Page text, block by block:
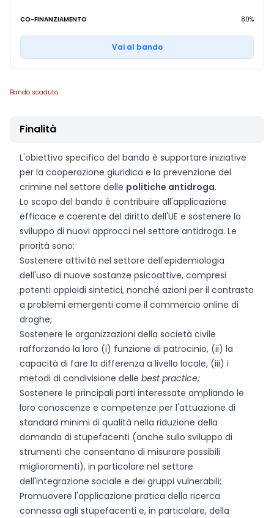
CO-FINANZIAMENTO 80%
Vai al bando
Bando scaduto
Finalità
L'obiettivo specifico del bando è supportare iniziative
per la cooperazione giuridica e la prevenzione del
crimine nel settore delle politiche antidroga.
Lo scopo del bando è contribuire all'applicazione
efficace e coerente del diritto dell'UE e sostenere lo
sviluppo di nuovi approcci nel settore antidroga. Le
priorità sono:
Sostenere attività nel settore dell'epidemiologia
dell'uso di nuove sostanze psicoattive, compresi
potenti oppioidi sintetici, nonché azioni per il contrasto
a problemi emergenti come il commercio online di
droghe;
Sostenere le organizzazioni della società civile
rafforzando la loro (i) funzione di patrocinio, (ii) la
capacità di fare la differenza a livello locale, (iii) i
metodi di condivisione delle best practice;
Sostenere le principali parti interessate ampliando le
loro conoscenze e competenze per l'attuazione di
standard minimi di qualità nella riduzione della
domanda di stupefacenti (anche sullo sviluppo di
strumenti che consentano di misurare possibili
miglioramenti), in particolare nel settore
dell'integrazione sociale e dei gruppi vulnerabili;
Promuovere l'applicazione pratica della ricerca
connessa agli stupefacenti e, in particolare, della